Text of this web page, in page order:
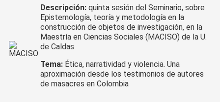
Sociales
U.
de
Caldas
Descripción: quinta sesión del Seminario, sobre
Epistemología, teoría y metodología en la
construcción de objetos de investigación, en la
Maestría en Ciencias Sociales (MACISO) de la U.
de Caldas
Tema: Ética, narratividad y violencia. Una
aproximación desde los testimonios de autores
de masacres en Colombia